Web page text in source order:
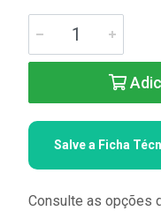
Salve a Ficha
Consulte as opções